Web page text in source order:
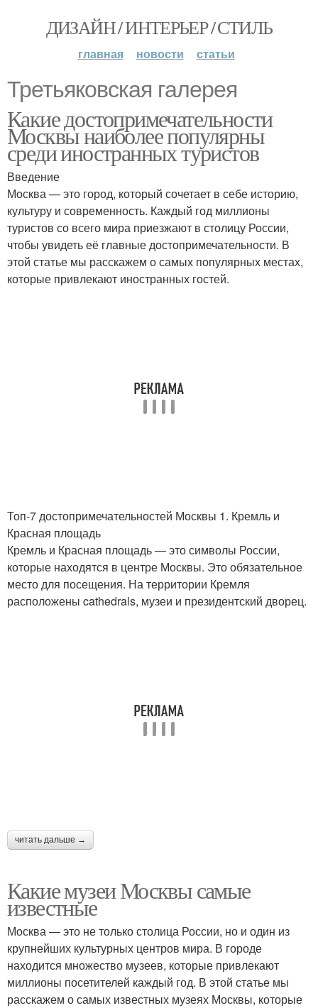
ДИЗАЙН / ИНТЕРЬЕР / СТИЛЬ
главная новости статьи
Третьяковская галерея
Какие достопримечательности
Москвы наиболее популярны
среди иностранных туристов
Введение
Москва — это город, который сочетает в себе историю,
культуру и современность. Каждый год миллионы
туристов со всего мира приезжают в столицу России,
чтобы увидеть её главные достопримечательности. В
этой статье мы расскажем о самых популярных местах,
которые привлекают иностранных гостей.
Топ-7 достопримечательностей Москвы 1. Кремль и
Красная площадь
Кремль и Красная площадь — это символы России,
которые находятся в центре Москвы. Это обязательное
место для посещения. На территории Кремля
расположены cathedrals, музеи и президентский дворец.
читать дальше →
Какие музеи Москвы самые
известные
Москва — это не только столица России, но и один из
крупнейших культурных центров мира. В городе
находится множество музеев, которые привлекают
миллионы посетителей каждый год. В этой статье мы
расскажем о самых известных музеях Москвы, которые